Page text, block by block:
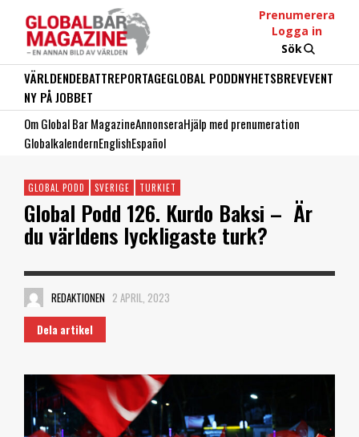
Prenumerera
Logga in
Sök
VÄRLDENDEBATTREPORTAGEGLOBAL PODDNYHETSBREVEVENT
NY PÅ JOBBET
Om Global Bar MagazineAnnonseraHjälp med prenumeration
GlobalkalendernEnglishEspañol
GLOBAL PODD SVERIGE TURKIET
Global Podd 126. Kurdo Baksi – Är
du världens lyckligaste turk?
REDAKTIONEN 2 APRIL, 2023
Dela artikel